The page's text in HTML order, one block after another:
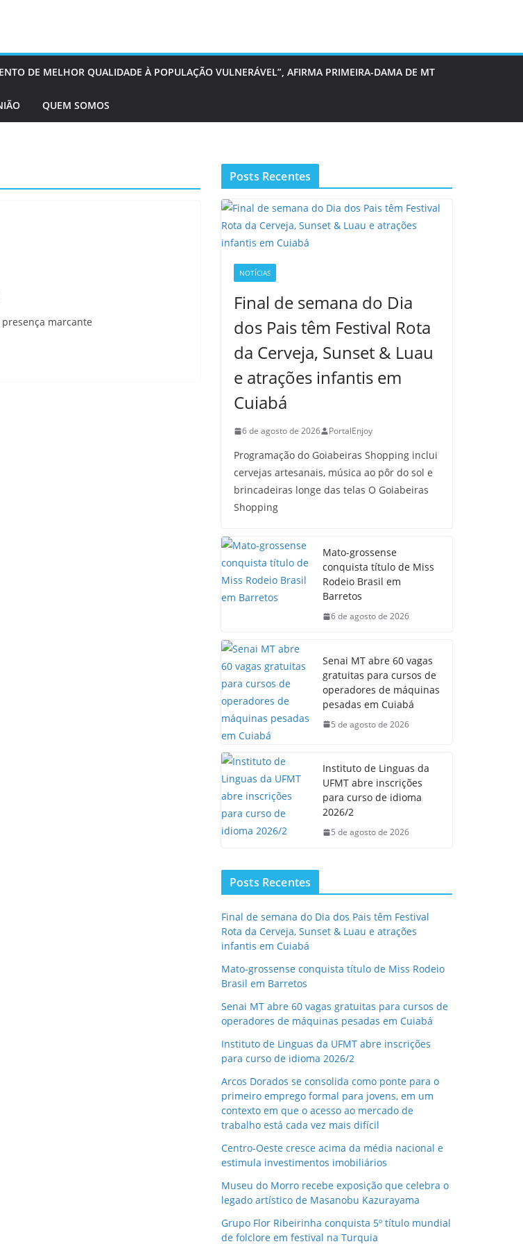
DE MELHOR QUALIDADE À POPULAÇÃO VULNERÁVEL”, AFIRMA PRIMEIRA-DAMA DE MT
QUEM SOMOS
marcante
Posts Recentes
NOTÍCIAS
Final de semana do Dia
dos Pais têm Festival Rota
da Cerveja, Sunset & Luau
e atrações infantis em
Cuiabá
6 de agosto de 2026 PortalEnjoy
Programação do Goiabeiras Shopping inclui
cervejas artesanais, música ao pôr do sol e
brincadeiras longe das telas O Goiabeiras
Shopping
Mato-grossense
conquista título de Miss
Rodeio Brasil em
Barretos
6 de agosto de 2026
Senai MT abre 60 vagas
gratuitas para cursos de
operadores de máquinas
pesadas em Cuiabá
5 de agosto de 2026
Instituto de Linguas da
UFMT abre inscrições
para curso de idioma
2026/2
5 de agosto de 2026
Posts Recentes
Final de semana do Dia dos Pais têm Festival
Rota da Cerveja, Sunset & Luau e atrações
infantis em Cuiabá
Mato-grossense conquista título de Miss Rodeio
Brasil em Barretos
Senai MT abre 60 vagas gratuitas para cursos de
operadores de máquinas pesadas em Cuiabá
Instituto de Linguas da UFMT abre inscrições
para curso de idioma 2026/2
Arcos Dorados se consolida como ponte para o
primeiro emprego formal para jovens, em um
contexto em que o acesso ao mercado de
trabalho está cada vez mais difícil
Centro-Oeste cresce acima da média nacional e
estimula investimentos imobiliários
Museu do Morro recebe exposição que celebra o
legado artístico de Masanobu Kazurayama
Grupo Flor Ribeirinha conquista 5º título mundial
de folclore em festival na Turquia